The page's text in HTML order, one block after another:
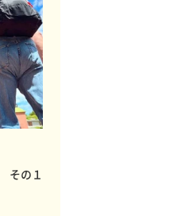
その１